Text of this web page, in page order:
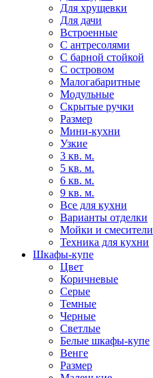
Для хрущевки
Для дачи
Встроенные
С антресолями
С барной стойкой
С островом
Малогабаритные
Модульные
Скрытые ручки
Размер
Мини-кухни
Узкие
3 кв. м.
5 кв. м.
6 кв. м.
9 кв. м.
Все для кухни
Варианты отделки
Мойки и смесители
Техника для кухни
Шкафы-купе
Цвет
Коричневые
Серые
Темные
Черные
Светлые
Белые шкафы-купе
Венге
Размер